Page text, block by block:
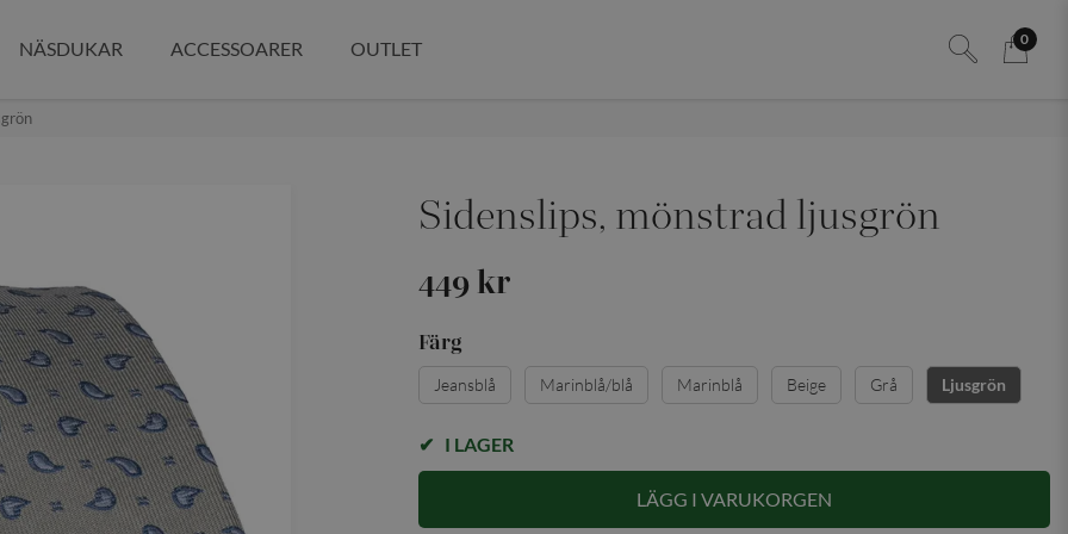
0
NÄSDUKAR ACCESSOARER OUTLET
Sidenslips, mönstrad ljusgrön
449 kr
Färg
Jeansblå Marinblå/blå Marinblå Beige Grå Ljusgrön
I LAGER
LÄGG I VARUKORGEN